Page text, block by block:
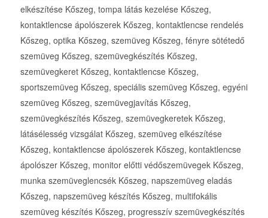
elkészítése Kőszeg, tompa látás kezelése Kőszeg,
kontaktlencse ápolószerek Kőszeg, kontaktlencse rendelés
Kőszeg, optika Kőszeg, szemüveg Kőszeg, fényre sötétedő
szemüveg Kőszeg, szemüvegkészítés Kőszeg,
szemüvegkeret Kőszeg, kontaktlencse Kőszeg,
sportszemüveg Kőszeg, speciális szemüveg Kőszeg, egyéni
szemüveg Kőszeg, szemüvegjavítás Kőszeg,
szemüvegkészítés Kőszeg, szemüvegkeretek Kőszeg,
látásélesség vizsgálat Kőszeg, szemüveg elkészítése
Kőszeg, kontaktlencse ápolószerek Kőszeg, kontaktlencse
ápolószer Kőszeg, monitor előtti védőszemüvegek Kőszeg,
munka szemüveglencsék Kőszeg, napszemüveg eladás
Kőszeg, napszemüveg készítés Kőszeg, multifokális
szemüveg készítés Kőszeg, progresszív szemüvegkészítés